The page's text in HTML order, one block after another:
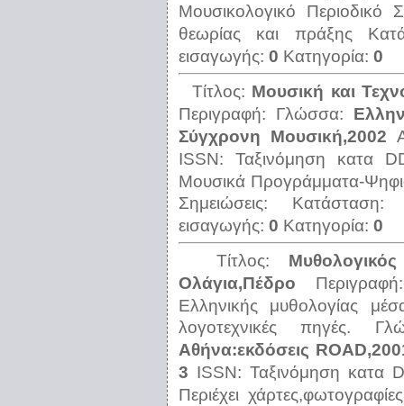
Μουσικολογικό Περιοδικό
θεωρίας και πράξης
εισαγωγής: 0 Κατηγορία: 0
Τίτλος: Μουσική και
Περιγραφή: Γλώσσα:
Σύγχρονη Μουσική,2002
ISSN:Ταξινόμηση κατα
Μουσικά Προγράμματα-
Σημειώσεις:
εισαγωγής: 0 Κατηγορία: 0
Τίτλος:
Ολάγια,Πέδρο
Ελληνικής μυθολογίας
λογοτεχνικές πηγές.
Αθήνα:εκδόσεις
3 ISSN: Ταξινόμηση κατα
Περιέχει χάρτες,φωτογραφίες